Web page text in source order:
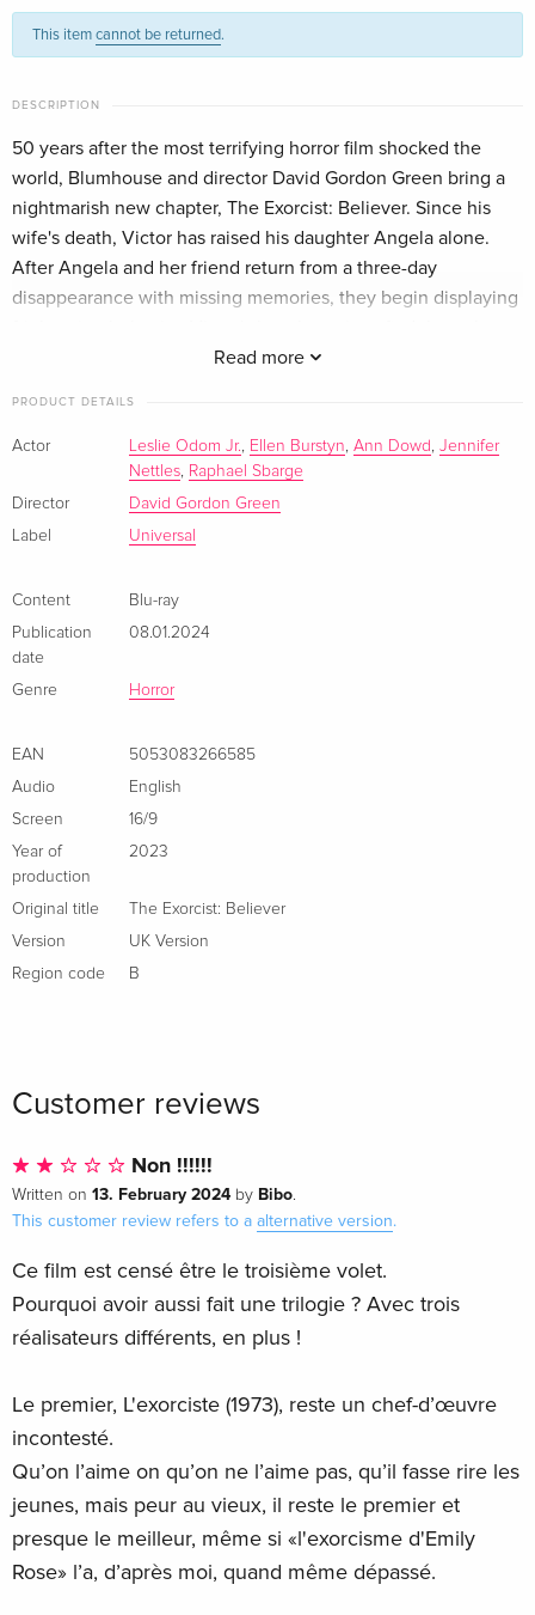
Limited Special Edition, Steelbook, 4K Ultra
HD + Blu-ray
Collector's Edition, Blu-ray + DVD
CHF 27.50
English · US Version
Standard edition
CHF 13.50
Standard edition
French
Standard edition
Italian
Italian
4K Ultra HD + Blu-ray
Italian
This itemcannot be returned.
DESCRIPTION
Read more
50 years after the most terrifying horror film shocked the
world, Blumhouse and director David Gordon Green bring a
nightmarish new chapter, The Exorcist: Believer. Since his
wife's death, Victor has raised his daughter Angela alone.
After Angela and her friend return from a three-day
disappearance with missing memories, they begin displaying
person who has seen anything like this before: Chris
PRODUCT DETAILS
Actor Leslie Odom Jr. Ellen Burstyn Ann Dowd Jennifer
Nettles
Raphael Sbarge
Director
David Gordon Green
Label
Universal
Content
Blu-ray
Publication
date
08.01.2024
Genre Horror
EAN
5053083266585
Audio
English
Screen
16/9
Year of
production
2023
Original title
The Exorcist: Believer
Version
UK Version
Region code
B
Customer reviews
Non !!!!!!
Written on 13. February 2024 by Bibo.
This customer review refers to a alternative version.
Ce film est censé être le troisième volet.
Pourquoi avoir aussi fait une trilogie ? Avec trois
réalisateurs différents, en plus !
Le premier, L'exorciste (1973), reste un chef-d’œuvre
incontesté.
Qu’on l’aime on qu’on ne l’aime pas, qu’il fasse rire les
jeunes, mais peur au vieux, il reste le premier et
presque le meilleur, même si «l'exorcisme d'Emily
Rose» l’a, d’après moi, quand même dépassé.